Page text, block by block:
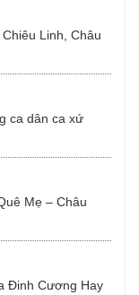
Linh, Châu
ca dân ca xứ
Mẹ – Châu
Đinh Cương Hay